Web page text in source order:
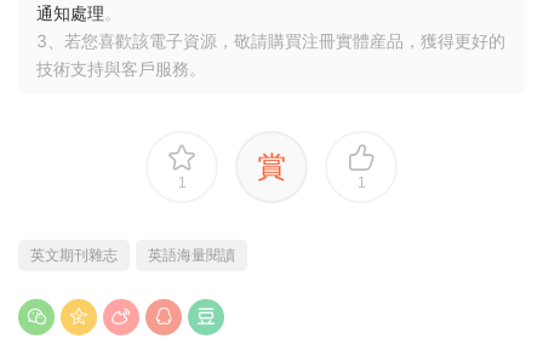
通知處理。
3、若您喜歡該電子資源，敬請購買注冊實體産品，獲得更好的
技術支持與客戶服務。
1 賞 1
英文期刊雜志 英語海量閱讀